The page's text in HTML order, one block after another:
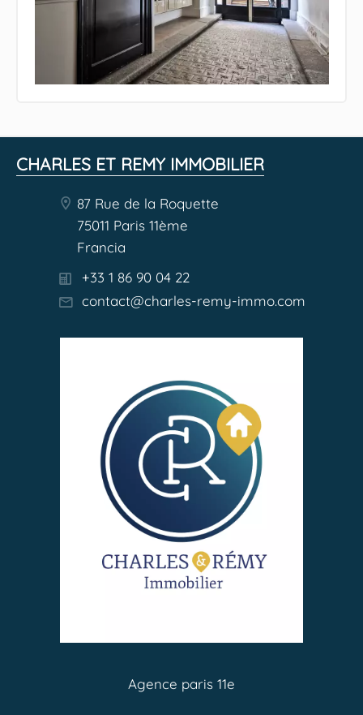
CHARLES ET REMY IMMOBILIER
87 Rue de la Roquette
75011 Paris 11ème
Francia
+33 1 86 90 04 22
contact@charles-remy-immo.com
Agence paris 11e